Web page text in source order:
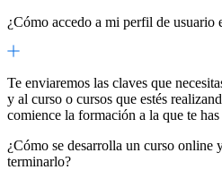
¿Cómo accedo a mi perfil de usuario
Te enviaremos las claves que
y al curso o cursos que estés
comience la formación a la que te
¿Cómo se desarrolla un curso online
terminarlo?